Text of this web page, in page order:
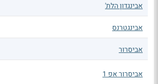
אבינגדון הלת'
אבינגטרנס
אביסרור
אביסרור אפ 1